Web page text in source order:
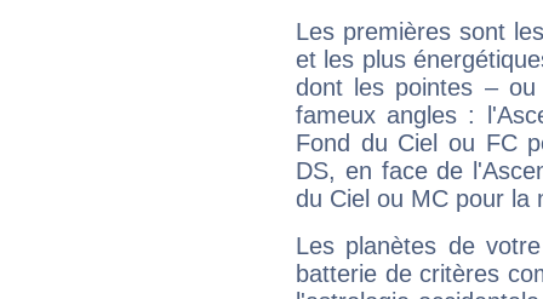
Les premières sont
et les plus
dont les pointes –
fameux angles :
Fond du Ciel ou FC
DS, en face de
du Ciel ou MC pour la
Les planètes de
batterie de critères